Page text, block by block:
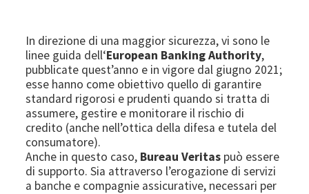
In direzione di una maggior sicurezza, vi sono le
linee guida dell‘European Banking Authority,
pubblicate quest’anno e in vigore dal giugno 2021;
esse hanno come obiettivo quello di garantire
standard rigorosi e prudenti quando si tratta di
assumere, gestire e monitorare il rischio di
credito (anche nell’ottica della difesa e tutela del
consumatore).
Anche in questo caso, Bureau Veritas può essere
di supporto. Sia attraverso l’erogazione di servizi
a banche e compagnie assicurative, necessari per